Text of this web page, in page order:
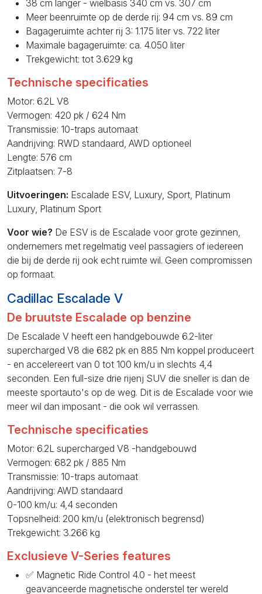
38 cm langer - wielbasis 340 cm vs. 307 cm
Meer beenruimte op de derde rij: 94 cm vs. 89 cm
Bagageruimte achter rij 3: 1.175 liter vs. 722 liter
Maximale bagageruimte: ca. 4.050 liter
Trekgewicht: tot 3.629 kg
Technische specificaties
Motor: 6.2L V8
Vermogen: 420 pk / 624 Nm
Transmissie: 10-traps automaat
Aandrijving: RWD standaard, AWD optioneel
Lengte: 576 cm
Zitplaatsen: 7-8
Uitvoeringen: Escalade ESV, Luxury, Sport, Platinum
Luxury, Platinum Sport
Voor wie? De ESV is de Escalade voor grote gezinnen,
ondernemers met regelmatig veel passagiers of iedereen
die bij de derde rij ook echt ruimte wil. Geen compromissen
op formaat.
Cadillac Escalade V
De bruutste Escalade op benzine
De Escalade V heeft een handgebouwde 6.2-liter
supercharged V8 die 682 pk en 885 Nm koppel produceert
- en accelereert van 0 tot 100 km/u in slechts 4,4
seconden. Een full-size drie rijenj SUV die sneller is dan de
meeste sportauto's op de weg. Dit is de Escalade voor wie
meer wil dan imposant - die ook wil verrassen.
Technische specificaties
Motor: 6.2L supercharged V8 -handgebouwd
Vermogen: 682 pk / 885 Nm
Transmissie: 10-traps automaat
Aandrijving: AWD standaard
0-100 km/u: 4,4 seconden
Topsnelheid: 200 km/u (elektronisch begrensd)
Trekgewicht: 3.266 kg
Exclusieve V-Series features
✅ Magnetic Ride Control 4.0 - het meest
geavanceerde magnetische onderstel ter wereld